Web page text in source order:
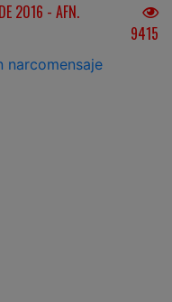
2016 - AFN.
9415